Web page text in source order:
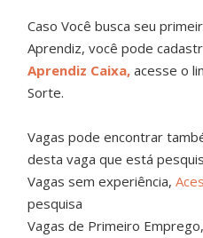
Caso Você busca seu
Aprendiz, você pode
Aprendiz Caixa, acesse o
Sorte.
Vagas pode encontrar
desta vaga que está
Vagas sem experiência,
pesquisa
Vagas de Primeiro